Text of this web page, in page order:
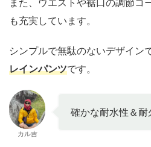
も充実しています。
シンプルで無駄のないデザインで
レインパンツです。
カル吉
確かな耐水性＆耐